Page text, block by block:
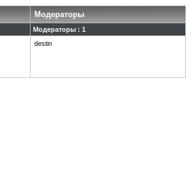
Модераторы
Модераторы : 1
destin